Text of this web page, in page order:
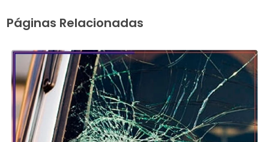
Páginas Relacionadas